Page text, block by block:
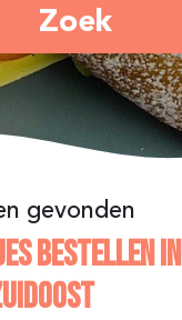
Zoek
gevonden
BESTELLEN IN